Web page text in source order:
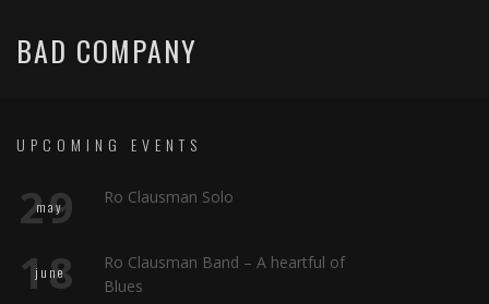
BAD COMPANY
UPCOMING EVENTS
29
may Ro Clausman Solo
18
june
Ro Clausman Band – A heartful of
Blues